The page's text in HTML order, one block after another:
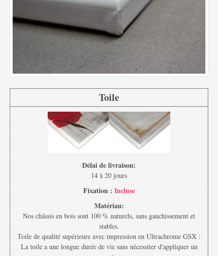
Toile
Délai de livraison:
14 à 20 jours
Fixation : Incluse
Matériau:
Nos châssis en bois sont 100 % naturels, sans gauchissement et
stables.
Toile de qualité supérieure avec impression en Ultrachrome GSX :
La toile a une longue durée de vie sans nécessiter d'appliquer un